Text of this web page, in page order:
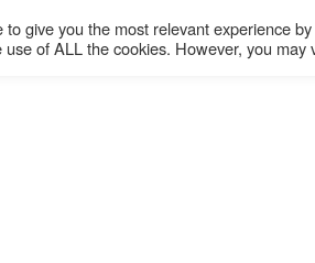
give you the most relevant experience
use of ALL the cookies. However, you